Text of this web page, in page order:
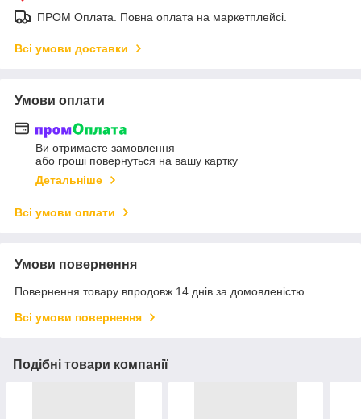
ПРОМ Оплата. Повна оплата на маркетплейсі.
Всі умови доставки
Умови оплати
Ви отримаєте замовлення
або гроші повернуться на вашу картку
Детальніше
Всі умови оплати
Умови повернення
Повернення товару впродовж 14 днів за домовленістю
Всі умови повернення
Подібні товари компанії